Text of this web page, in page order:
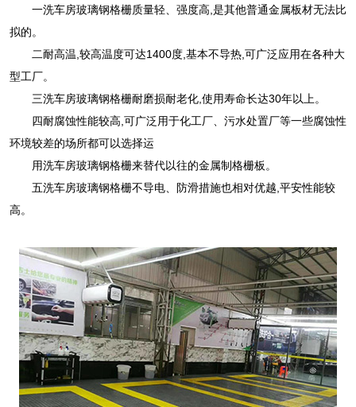
一洗车房玻璃钢格栅质量轻、强度高,是其他普通金属板材无法比
拟的。
二耐高温,较高温度可达1400度,基本不导热,可广泛应用在各种大
型工厂。
三洗车房玻璃钢格栅耐磨损耐老化,使用寿命长达30年以上。
四耐腐蚀性能较高,可广泛用于化工厂、污水处置厂等一些腐蚀性
环境较差的场所都可以选择运
用洗车房玻璃钢格栅来替代以往的金属制格栅板。
五洗车房玻璃钢格栅不导电、防滑措施也相对优越,平安性能较
高。